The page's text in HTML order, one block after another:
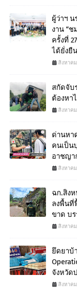
ผู้ว่าฯ น
งาน “
ครั้งที่
ได้ยั่งยืน
สิงหาค
สกัดจับ
ต้องหา
สิงหาค
ด่านหา
คนเป็น
อาชญา
สิงหาค
ฉก.สิง
ลงพื้นที่
ขาด บ
สิงหาค
ยึดยาบ้
จังหวัด
สิงหาค